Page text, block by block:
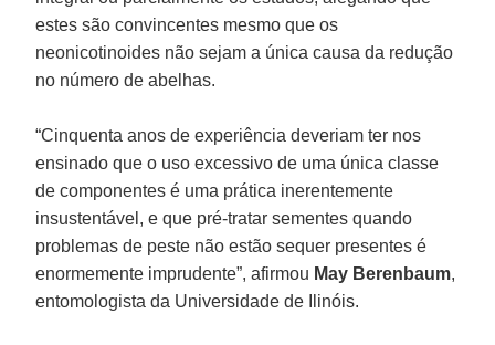
estes são convincentes mesmo que os
neonicotinoides não sejam a única causa da redução
no número de abelhas.
“Cinquenta anos de experiência deveriam ter nos
ensinado que o uso excessivo de uma única classe
de componentes é uma prática inerentemente
insustentável, e que pré-tratar sementes quando
problemas de peste não estão sequer presentes é
enormemente imprudente”, afirmou May Berenbaum,
entomologista da Universidade de Ilinóis.